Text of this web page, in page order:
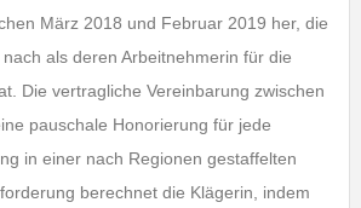
März 2018 und Februar 2019 her, die
als deren Arbeitnehmerin für die
Die vertragliche Vereinbarung zwischen
pauschale Honorierung für jede
in einer nach Regionen gestaffelten
berechnet die Klägerin, indem